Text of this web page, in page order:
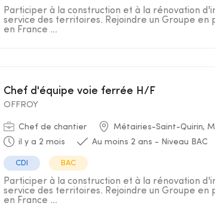
Participer à la construction et à la rénovation
service des territoires. Rejoindre un Groupe en
en France ...
Chef d'équipe voie ferrée H/F
OFFROY
Chef de chantier
Métairies-Saint-Quirin,
il y a 2 mois
Au moins 2 ans - Niveau BAC
CDI BAC
Participer à la construction et à la rénovation
service des territoires. Rejoindre un Groupe en
en France ...